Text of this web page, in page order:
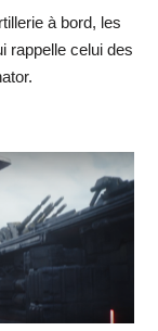
à bord, les
rappelle celui des